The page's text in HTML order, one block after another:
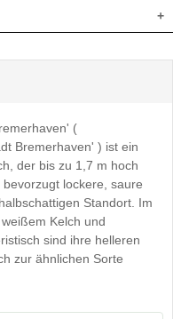
am Ende
nach oben gewölbt,
glänzend, 8 bis 15 cm
weißem Kelch, hellgelbe
(
Bremerhaven' ) ist ein
der bis zu 1,7 m hoch
lockere, saure
Standort. Im
Kelch und
sind ihre helleren
zur ähnlichen Sorte